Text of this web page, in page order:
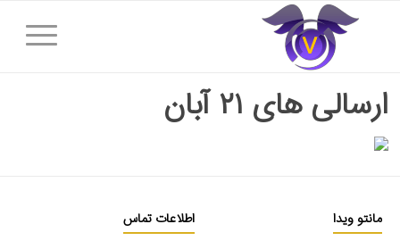
ارسالی های ۲۱ آبان
مانتو ویدا اطلاعات تماس